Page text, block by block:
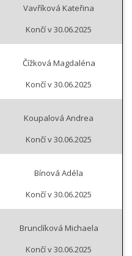
Vavříková Kateřina
Končí v 30.06.2025
Čížková Magdaléna
Končí v 30.06.2025
Koupalová Andrea
Končí v 30.06.2025
Bínová Adéla
Končí v 30.06.2025
Brunclíková Michaela
Končí v 30.06.2025